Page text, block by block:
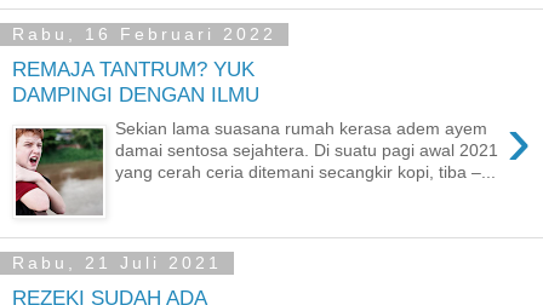
Rabu, 16 Februari 2022
REMAJA TANTRUM? YUK
DAMPINGI DENGAN ILMU
›
Sekian lama suasana rumah kerasa adem ayem
damai sentosa sejahtera. Di suatu pagi awal 2021
yang cerah ceria ditemani secangkir kopi, tiba –...
Rabu, 21 Juli 2021
REZEKI SUDAH ADA